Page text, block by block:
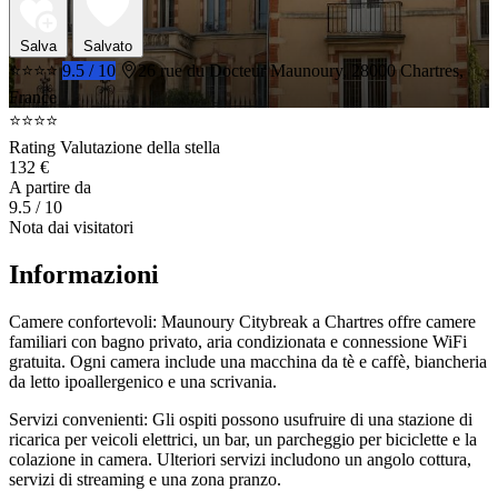
Salva Salvato
⭐⭐⭐⭐ 9.5 / 10
26 rue du Docteur Maunoury, 28000 Chartres,
France
⭐⭐⭐⭐
Rating Valutazione della stella
132 €
A partire da
9.5 / 10
Nota dai visitatori
Informazioni
Camere confortevoli: Maunoury Citybreak a Chartres offre camere
familiari con bagno privato, aria condizionata e connessione WiFi
gratuita. Ogni camera include una macchina da tè e caffè, biancheria
da letto ipoallergenico e una scrivania.
Servizi convenienti: Gli ospiti possono usufruire di una stazione di
ricarica per veicoli elettrici, un bar, un parcheggio per biciclette e la
colazione in camera. Ulteriori servizi includono un angolo cottura,
servizi di streaming e una zona pranzo.